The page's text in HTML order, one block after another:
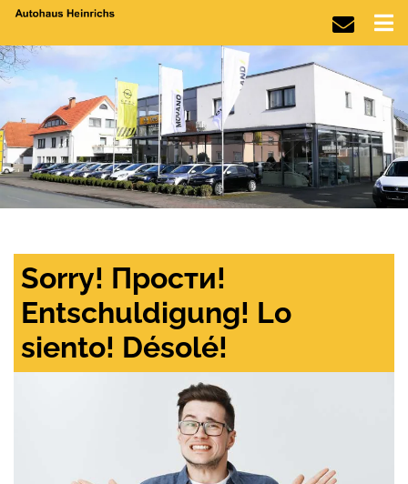
Sorry! Прости!
Entschuldigung! Lo
siento! Désolé!